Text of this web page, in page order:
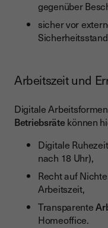
gegenüber
sicher vor
Arbeitszeit und
Digitale
Betriebsrätekönnen
Digitale
nach 18 Uhr),
Recht auf
Arbeitszeit,
Transparente
Homeoffice.